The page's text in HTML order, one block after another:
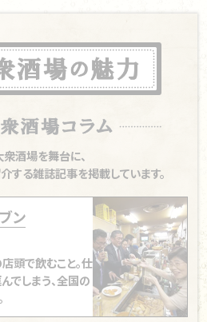
酒場を舞台に、
する雑誌記事を掲載しています。
ン
頭で飲むこと。仕
でしまう、全国の